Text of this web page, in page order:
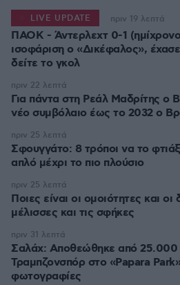
ΠΑΟΚ - Άντερλεχτ 0-1
ισοφάριση ο «Δικέφαλος»,
LIVE UPDATE πριν 19 λεπτά
Για πάντα στη Ρεάλ Μαδρίτης ο
νέο συμβόλαιο έως το 2032 ο
πριν 22 λεπτά
Σφουγγάτο: 8 τρόποι να το
απλό μέχρι το πιο πλούσιο
πριν 25 λεπτά
Ποιες είναι οι ομοιότητες και
μέλισσες και τις σφήκες
πριν 25 λεπτά
Σαλάχ: Αποθεώθηκε από 25.000
Τραμπζονσπόρ στο «Papara
φωτογραφίες
πριν 31 λεπτά